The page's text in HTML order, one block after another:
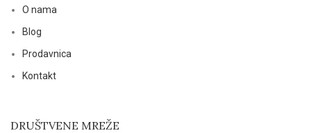
O nama
Blog
Prodavnica
Kontakt
DRUŠTVENE MREŽE